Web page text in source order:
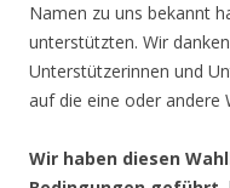
Namen zu uns bekannt
unterstützten. Wir
Unterstützerinnen und
auf die eine oder andere
Wir haben diesen